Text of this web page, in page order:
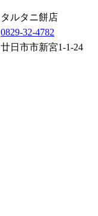
タルタニ餅店
0829-32-4782
廿日市市新宮1-1-24